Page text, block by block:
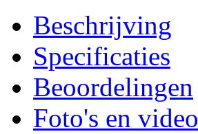
Beschrijving
Specificaties
Beoordelingen
Foto's en video